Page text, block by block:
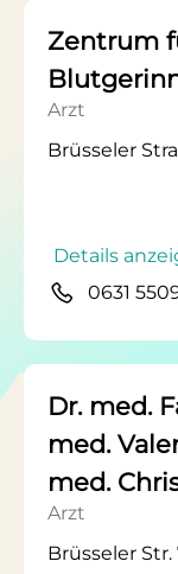
Zentrum
Arzt
Brüsseler
Details
0631
Dr. med.
med.
med.
Arzt
Brüsseler